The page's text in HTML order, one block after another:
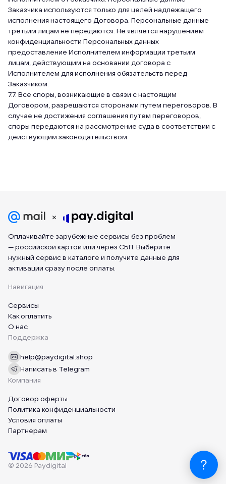
Заказчика используются только для целей надлежащего
исполнения настоящего Договора. Персональные данные
третьим лицам не передаются. Не является нарушением
конфиденциальности Персональных данных
предоставление Исполнителем информации третьим
лицам, действующим на основании договора с
Исполнителем для исполнения обязательств перед
Заказчиком.
7.7. Все споры, возникающие в связи с настоящим
Договором, разрешаются сторонами путем переговоров. В
случае не достижения соглашения путем переговоров,
споры передаются на рассмотрение суда в соответствии с
действующим законодательством.
Оплачивайте зарубежные сервисы без проблем
— российской картой или через СБП. Выберите
нужный сервис в каталоге и получите данные для
активации сразу после оплаты.
Навигация
Сервисы
Как оплатить
О нас
Поддержка
help@paydigital.shop
Написать в Telegram
Компания
Договор оферты
Политика конфиденциальности
Условия оплаты
Партнерам
© 2026 Paydigital